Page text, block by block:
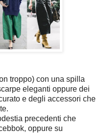
troppo) con una spilla
eleganti oppure dei
e degli accessori che
precedenti che
oppure su